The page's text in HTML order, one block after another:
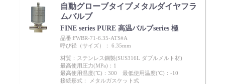
自動グローブタイプメタルダイヤフラ
ムバルブ
FINE series PURE 高温バルブseries 極
品番:FWBR-71-6.35-ATS#A
呼び径（サイズ）： 6.35mm
材質：ステンレス鋼製(SUS316L ダブルメルト材)
最高使用圧力(MPa)：1
最高使用温度(℃)：300 最低使用温度(℃)：-10
接続形式： メタルガスケット式